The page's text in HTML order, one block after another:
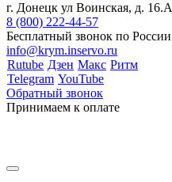
г. Донецк ул Воинская, д. 16.А
8 (800) 222-44-57
Бесплатный звонок по России
info@krym.inservo.ru
Rutube Дзен Макс Ритм
Telegram YouTube
Обратный звонок
Принимаем к оплате